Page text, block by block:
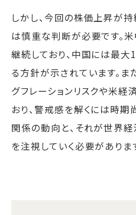
しかし、今回の株価上昇が
は慎重な判断が必要です。
継続しており、中国には最
る方針が示されています。ま
グフレーションリスクや米
おり、警戒感を解くには時期
関係の動向と、それが世界
を注視していく必要がありま